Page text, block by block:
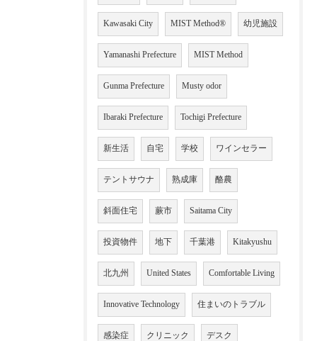
Kawasaki City MIST Method® 幼児施設
Yamanashi Prefecture MIST Method
Gunma Prefecture Musty odor
Ibaraki Prefecture Tochigi Prefecture
新生活 自宅 学校 ワインセラー
テントサウナ 熟成庫 酪農
斜面住宅 蕨市 Saitama City
投資物件 地下 千葉港 Kitakyushu
北九州 United States Comfortable Living
Innovative Technology 住まいのトラブル
感染症 クリニック デスク